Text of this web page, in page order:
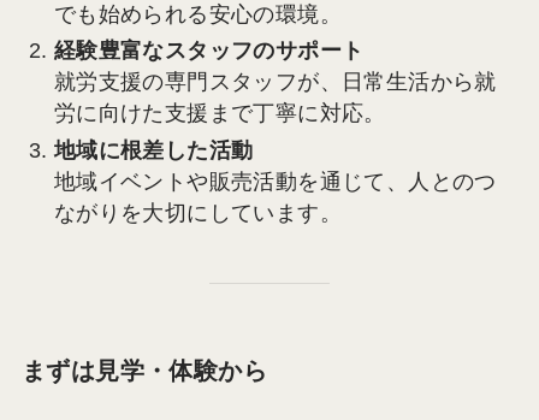
でも始められる安心の環境。
経験豊富なスタッフのサポート
就労支援の専門スタッフが、日常生活から就
労に向けた支援まで丁寧に対応。
地域に根差した活動
地域イベントや販売活動を通じて、人とのつ
ながりを大切にしています。
まずは見学・体験から